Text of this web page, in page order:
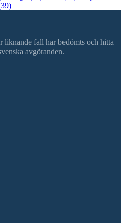
39)
liknande fall har bedömts och hitta
avgöranden.